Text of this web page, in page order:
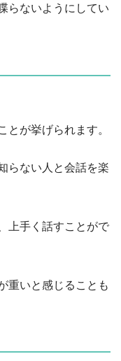
らないようにしてい
とが挙げられます。
らない人と会話を楽
上手く話すことがで
重いと感じることも